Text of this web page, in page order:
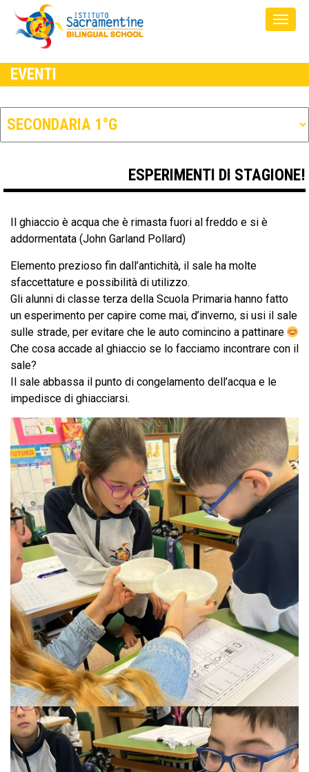
EVENTI
ESPERIMENTI DI STAGIONE!
Il ghiaccio è acqua che è rimasta fuori al freddo e si è
addormentata (John Garland Pollard)
Elemento prezioso fin dall’antichità, il sale ha molte
sfaccettature e possibilità di utilizzo.
Gli alunni di classe terza della Scuola Primaria hanno fatto
un esperimento per capire come mai, d’inverno, si usi il sale
sulle strade, per evitare che le auto comincino a pattinare
Che cosa accade al ghiaccio se lo facciamo incontrare con il
sale?
Il sale abbassa il punto di congelamento dell’acqua e le
impedisce di ghiacciarsi.